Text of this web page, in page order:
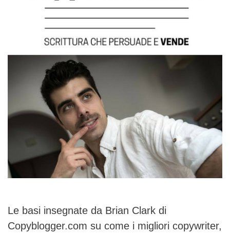
Le basi insegnate da Brian Clark di
Copyblogger.com su come i migliori copywriter,